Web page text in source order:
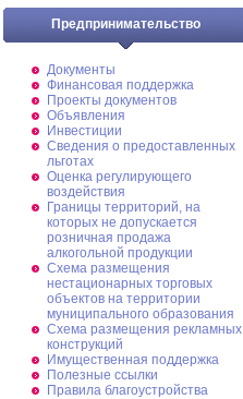
Предпринимательство
Документы
Финансовая поддержка
Проекты документов
Объявления
Инвестиции
Сведения о предоставленных
льготах
Оценка регулирующего
воздействия
Границы территорий, на
которых не допускается
розничная продажа
алкогольной продукции
Схема размещения
нестационарных торговых
объектов на территории
муниципального образования
Схема размещения рекламных
конструкций
Имущественная поддержка
Полезные ссылки
Правила благоустройства